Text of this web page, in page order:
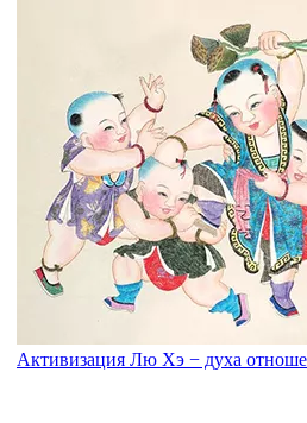
Активизация Лю Хэ − духа